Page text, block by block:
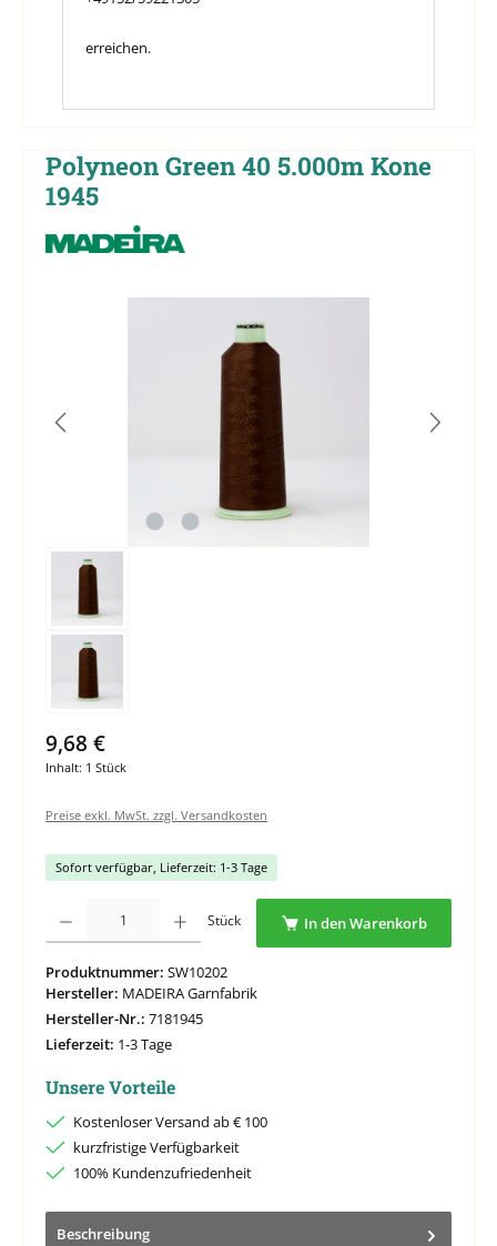
erreichen.
Polyneon Green 40 5.000m Kone
1945
9,68 €
Inhalt: 1 Stück
Preise exkl. MwSt. zzgl. Versandkosten
Sofort verfügbar, Lieferzeit: 1-3 Tage
Produkt Anzahl: Gib den gewünschten Wert ein oder benutze die Schaltflächen um
Stück In den Warenkorb
Produktnummer: SW10202
Hersteller: MADEIRA Garnfabrik
Hersteller-Nr.: 7181945
Lieferzeit: 1-3 Tage
Unsere Vorteile
Kostenloser Versand ab € 100
kurzfristige Verfügbarkeit
100% Kundenzufriedenheit
Beschreibung